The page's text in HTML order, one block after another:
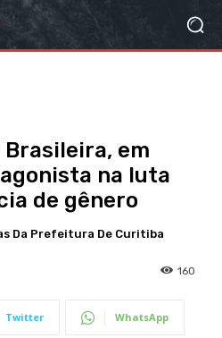
Brasileira, em
na luta
de gênero
Da Prefeitura De Curitiba
160
Twitter WhatsApp